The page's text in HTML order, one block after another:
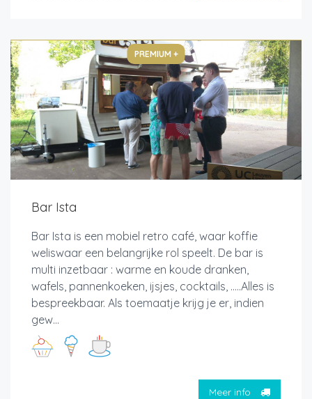
PREMIUM +
Bar Ista
Bar Ista is een mobiel retro café, waar koffie
weliswaar een belangrijke rol speelt. De bar is
multi inzetbaar : warme en koude dranken,
wafels, pannenkoeken, ijsjes, cocktails, .....Alles is
bespreekbaar. Als toemaatje krijg je er, indien
gew...
Meer info